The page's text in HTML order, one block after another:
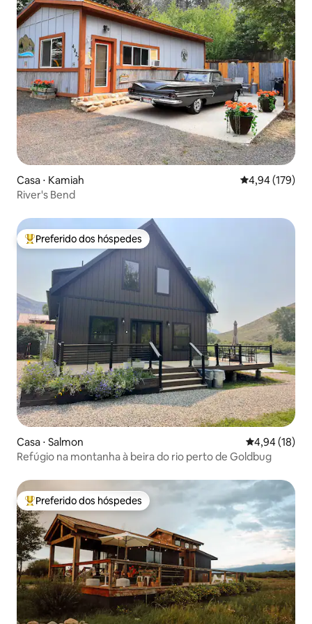
Casa ⋅ Kamiah 4,94 de uma
4,94 (179)
River's Bend
Entre os melhores preferidos dos hóspedes
Preferido dos hóspedes
Casa ⋅ Salmon 4,94 de uma
4,94 (18)
Refúgio na montanha à beira do rio perto de Goldbug
Entre os melhores preferidos dos hóspedes
Preferido dos hóspedes